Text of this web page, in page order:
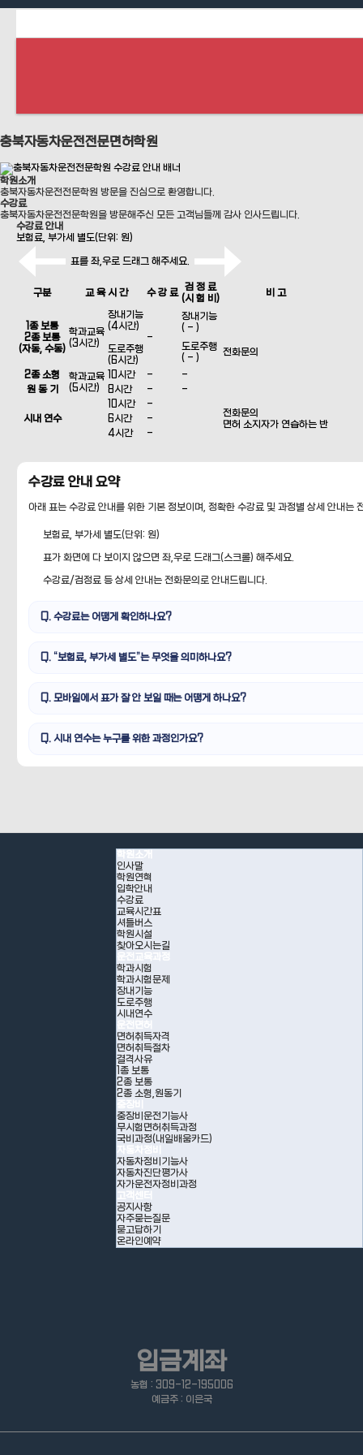
충북자동차운전전문면허학원
학원소개
충북자동차운전전문학원 방문을 진심으로 환영합니다.
수강료
충북자동차운전전문학원을 방문해주신 모든 고객님들께 감사 인사드립니다.
수강료 안내
보험료, 부가세 별도(단위: 원)
표를 좌,우로 드래그 해주세요.
구분 교 육 시 간 수 강 료 검 정 료
(시 험 비)
비 고
1종 보통
2종 보통
(자동, 수동)
학과교육
(3시간)
장내기능
(4시간)
도로주행
(6시간)
-
장내기능
( - )
전화문의
도로주행
( - )
2종 소형
학과교육
(5시간)
10시간 -
-
원 동 기
8시간 - -
시내 연수
10시간 -
전화문의
면허 소지자가 연습하는 반
6시간
-
4시간
-
수강료 안내 요약
아래 표는 수강료 안내를 위한 기본 정보이며, 정확한 수강료 및 과정별 상세 안내는
보험료, 부가세 별도(단위: 원)
표가 화면에 다 보이지 않으면 좌,우로 드래그(스크롤) 해주세요.
수강료/검정료 등 상세 안내는 전화문의로 안내드립니다.
Q. 수강료는 어떻게 확인하나요?
Q. “보험료, 부가세 별도”는 무엇을 의미하나요?
Q. 모바일에서 표가 잘 안 보일 때는 어떻게 하나요?
Q. 시내 연수는 누구를 위한 과정인가요?
학원소개
인사말
학원연혁
입학안내
수강료
교육시간표
셔틀버스
학원시설
찾아오시는길
운전교육과정
학과시험
학과시험문제
장내기능
도로주행
시내연수
운전면허
면허취득자격
면허취득절차
결격사유
1종 보통
2종 보통
2종 소형,원동기
중장비
중장비운전기능사
무시험면허취득과정
국비과정(내일배움카드)
자동차정비
자동차정비기능사
자동차진단평가사
자가운전자정비과정
고객센터
공지사항
자주묻는질문
묻고답하기
온라인예약
입금계좌
농협 : 309-12-195006
예금주 : 이은국